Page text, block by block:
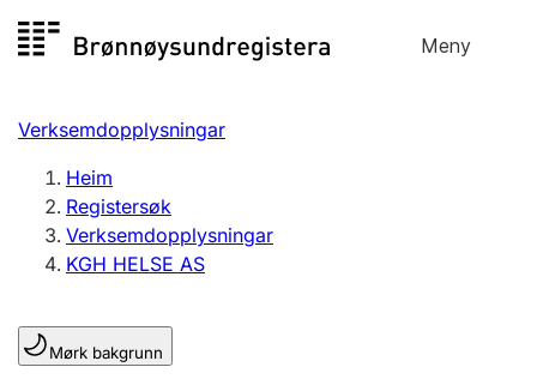
til
Meny
Registersøk
Aksjeselskap
Enkeltpersonføretak
Registrere, endre, slette
Lag og foreining
Verksemdopplysningar
Heim
Registersøk
Verksemdopplysningar
KGH HELSE AS
Mørk bakgrunn